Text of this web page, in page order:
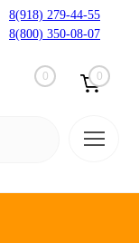
8(918) 279-44-55
8(800) 350-08-07
0 0